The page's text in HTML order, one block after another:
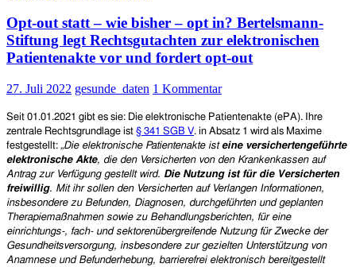
Regelung
der
elektronischen
Opt-out statt – wie bisher – opt in? Bertelsmann-
Stiftung legt Rechtsgutachten zur elektronischen
Patientenakte vor und fordert opt-out
27. Juli 2022 gesunde_daten 1 Kommentar
Seit 01.01.2021 gibt es sie: Die elektronische Patientenakte (ePA). Ihre
zentrale Rechtsgrundlage ist § 341 SGB V. in Absatz 1 wird als Maxime
festgestellt: „Die elektronische Patientenakte isteine versichertengeführte
elektronische Akte, die den Versicherten von den Krankenkassen auf
Antrag zur Verfügung gestellt wird. Die Nutzung ist für die Versicherten
freiwillig. Mit ihr sollen den Versicherten auf Verlangen Informationen,
insbesondere zu Befunden, Diagnosen, durchgeführten und geplanten
Therapiemaßnahmen sowie zu Behandlungsberichten, für eine
einrichtungs-, fach- und sektorenübergreifende Nutzung für Zwecke der
Gesundheitsversorgung, insbesondere zur gezielten Unterstützung von
Anamnese und Befunderhebung, barrierefrei elektronisch bereitgestellt